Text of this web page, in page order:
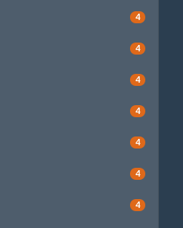
4
4
4
4
4
4
4